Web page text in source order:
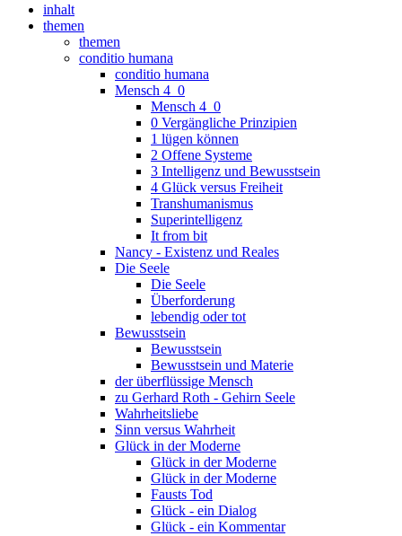
inhalt
themen
themen
conditio humana
conditio humana
Mensch 4_0
Mensch 4_0
0 Vergängliche Prinzipien
1 lügen können
2 Offene Systeme
3 Intelligenz und Bewusstsein
4 Glück versus Freiheit
Transhumanismus
Superintelligenz
It from bit
Nancy - Existenz und Reales
Die Seele
Die Seele
Überforderung
lebendig oder tot
Bewusstsein
Bewusstsein
Bewusstsein und Materie
der überflüssige Mensch
zu Gerhard Roth - Gehirn Seele
Wahrheitsliebe
Sinn versus Wahrheit
Glück in der Moderne
Glück in der Moderne
Glück in der Moderne
Fausts Tod
Glück - ein Dialog
Glück - ein Kommentar